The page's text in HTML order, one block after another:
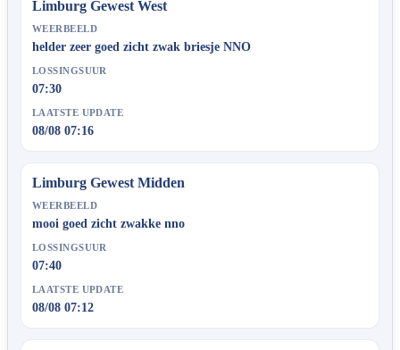
Limburg Gewest West
WEERBEELD
helder zeer goed zicht zwak briesje NNO
LOSSINGSUUR
07:30
LAATSTE UPDATE
08/08 07:16
Limburg Gewest Midden
WEERBEELD
mooi goed zicht zwakke nno
LOSSINGSUUR
07:40
LAATSTE UPDATE
08/08 07:12